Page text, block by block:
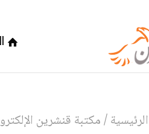
الرئيسية/مكتبة قنشرين